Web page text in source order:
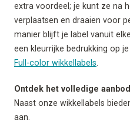
extra voordeel; je kunt ze na
verplaatsen en draaien voor
manier blijft je label vanuit
een kleurrijke bedrukking op
Full-color wikkellabels
Ontdek het volledige aanbod
Naast onze wikkellabels
aan.